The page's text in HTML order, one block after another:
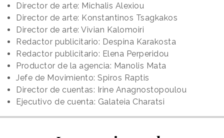
Director de arte: Michalis Alexiou
Director de arte: Konstantinos Tsagkakos
Director de arte: Vivian Kalomoiri
Redactor publicitario: Despina Karakosta
Redactor publicitario: Elena Perperidou
Productor de la agencia: Manolis Mata
Jefe de Movimiento: Spiros Raptis
Director de cuentas: Irine Anagnostopoulou
Ejecutivo de cuenta: Galateia Charatsi